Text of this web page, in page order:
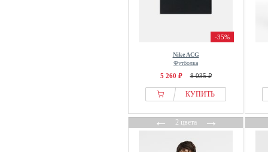
-35%
Nike ACG
Футболка
5 260 ₽ 8 035 ₽
КУПИТЬ
←2 цвета→